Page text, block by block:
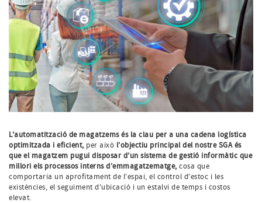
L'automatització de magatzems és la clau per a una cadena logística
optimitzada i eficient, per això l’objectiu principal del nostre SGA és
que el magatzem pugui disposar d’un sistema de gestió informàtic que
millori els processos interns d’emmagatzematge, cosa que
comportaria un aprofitament de l'espai, el control d'estoc i les
existències, el seguiment d'ubicació i un estalvi de temps i costos
elevat.